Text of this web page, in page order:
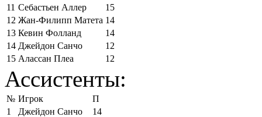
11 Себастьен Аллер
15
12 Жан-Филипп Матета 14
13 Кевин Фолланд
14
14 Джейдон Санчо
12
15 Алассан Плеа 12
Ассистенты:
№ Игрок
П
1
Джейдон Санчо
14